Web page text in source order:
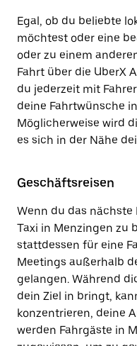
Egal, ob du beliebte
möchtest oder eine
oder zu einem
Fahrt über die UberX
du jederzeit mit
deine Fahrtwünsche
Möglicherweise wird
es sich in der Nähe
Geschäftsreisen
Wenn du das
Taxi in Menzingen zu
stattdessen für eine
Meetings außerhalb
gelangen. Während
dein Ziel in bringt,
konzentrieren, deine
werden Fahrgäste in